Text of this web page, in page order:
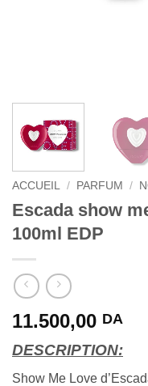
ACCUEIL / PARFUM /
Escada show
100ml EDP
11.500,00 DA
DESCRIPTION:
Show Me Love